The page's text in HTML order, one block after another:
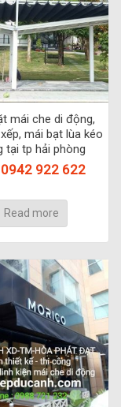
mái che di động,
mái bạt lùa kéo
tại tp hải phòng
922 622
Read more